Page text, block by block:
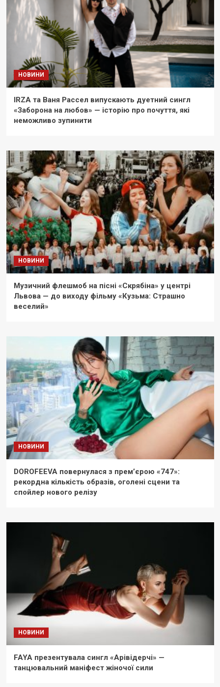
НОВИНИ
IRZA та Ваня Рассел випускають дуетний сингл
«Заборона на любов» — історію про почуття, які
неможливо зупинити
НОВИНИ
Музичний флешмоб на пісні «Скрябіна» у центрі
Львова — до виходу фільму «Кузьма: Страшно
веселий»
НОВИНИ
DOROFEEVA повернулася з прем’єрою «747»:
рекордна кількість образів, оголені сцени та
спойлер нового релізу
НОВИНИ
FAYA презентувала сингл «Арівідерчі» —
танцювальний маніфест жіночої сили